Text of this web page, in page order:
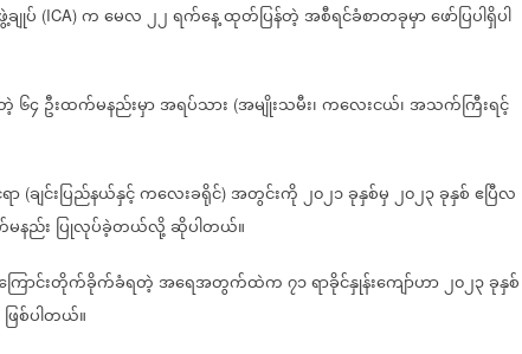
ချုပ် (ICA) ကမေလ၂၂ရက်နေ့ထုတ်ပြန်တဲ့အစီရင်ခံစာတခုမှာဖော်ပြပါရှိပါ
၆၄ ဦးထက်မနည်းမှာအရပ်သား (အမျိုးသမီး၊ကလေးငယ်၊အသက်ကြီးရင့်
ာ (ချင်းပြည်နယ်နှင့်ကလေးခရိုင်) အတွင်းကို၂၀၂၁ခုနှစ်မှ၂၀၂၃ခုနှစ်ဧပြီလ
နည်း ပြုလုပ်ခဲ့တယ်လို့ဆိုပါတယ်။
ြောင်းတိုက်ခိုက်ခံရတဲ့အရေအတွက်ထဲက၇၁ရာခိုင်နှုန်းကျော်ဟာ၂၀၂၃ခုနှစ်
ဖြစ်ပါတယ်။